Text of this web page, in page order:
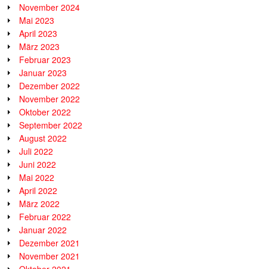
November 2024
Mai 2023
April 2023
März 2023
Februar 2023
Januar 2023
Dezember 2022
November 2022
Oktober 2022
September 2022
August 2022
Juli 2022
Juni 2022
Mai 2022
April 2022
März 2022
Februar 2022
Januar 2022
Dezember 2021
November 2021